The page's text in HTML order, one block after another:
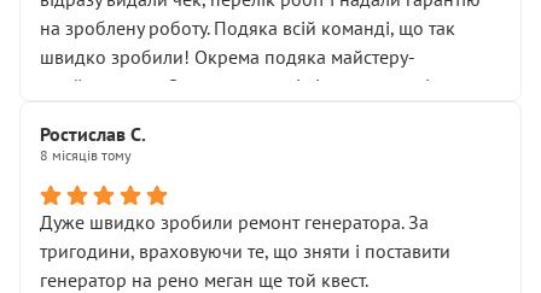
Але після нинішнього візиту такі дрібниці вже не
здаються дрібницями.
Я — клієнт, який працює на довірі, і саме її цей сервіс
Хотілося б більше:
• належної уваги до авто
• прозорості в роботах і рахунках
• реальної діагностики, а не формального
“подивились і поїхав”
На жаль, складається враження, що сервіс працює не
на зроблену роботу. Подяка всій команді, що так
швидко зробили! Окрема подяка майстеру-
приймальнику Олександру: всі чітко та по суті.
звертатися до цього автосервісу.
Ростислав С.
8 місяців тому
Дуже швидко зробили ремонт генератора. За
тригодини, враховуючи те, що зняти і поставити
генератор на рено меган ще той квест.